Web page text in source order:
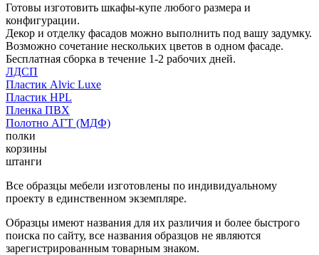
Готовы изготовить шкафы-купе любого размера и
конфигурации.
Декор и отделку фасадов можно выполнить под вашу задумку.
Возможно сочетание нескольких цветов в одном фасаде.
Бесплатная сборка в течение 1-2 рабочих дней.
ЛДСП
Пластик Alvic Luxe
Пластик HPL
Пленка ПВХ
Полотно АГТ (МДФ)
полки
корзины
штанги
Все образцы мебели изготовлены по индивидуальному
проекту в единственном экземпляре.
Образцы имеют названия для их различия и более быстрого
поиска по сайту, все названия образцов не являются
зарегистрированным товарным знаком.